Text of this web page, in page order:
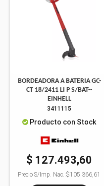
BORDEADORA A BATERIA GC-
CT 18/2411 LI P S/BAT--
EINHELL
3411115
Producto con Stock
$ 127.493,60
Precio S/Imp. Nac.:$105.366,61